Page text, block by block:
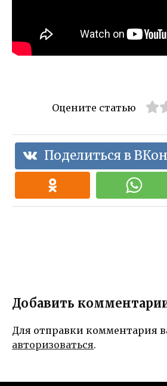
Оцените статью
Поделиться в
Добавить
Для отправки комментария
авторизоваться.